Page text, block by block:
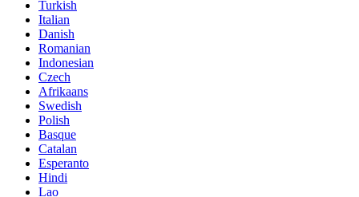
Turkish
Italian
Danish
Romanian
Indonesian
Czech
Afrikaans
Swedish
Polish
Basque
Catalan
Esperanto
Hindi
Lao